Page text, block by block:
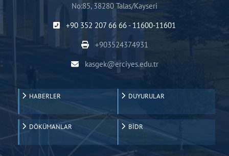
No:85, 38280 Talas/Kayseri
+90 352 207 66 66 - 11600-11601
+903524374931
kasgek@erciyes.edu.tr
HABERLER DUYURULAR
DÖKÜMANLAR BİDR